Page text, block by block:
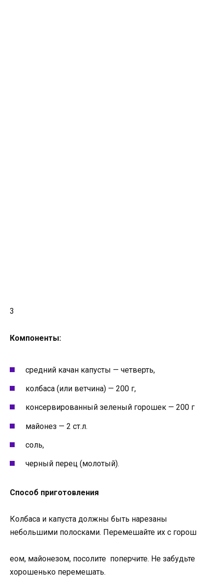
3
Компоненты:
средний качан капусты — четверть,
колбаса (или ветчина) — 200 г,
консервированный зеленый горошек — 200 г
майонез — 2 ст.л.
соль,
черный перец (молотый).
Способ приготовления
Колбаса и капуста должны быть нарезаны
небольшими полосками. Перемешайте их с горош
еом, майонезом, посолите поперчите. Не забудьте
хорошенько перемешать.